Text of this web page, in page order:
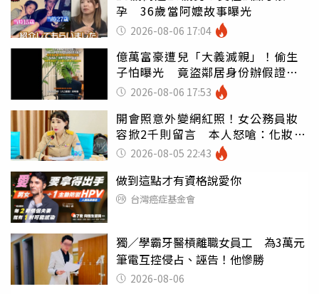
孕 36歲當阿嬤故事曝光
2026-08-06 17:04
億萬富豪遭兒「大義滅親」！偷生
子怕曝光 竟盜鄰居身份辦假證落
戶 2026-08-06 17:53
開會照意外變網紅照！女公務員妝
容掀2千則留言 本人怒嗆：化妝有
錯嗎2026-08-05 22:43
做到這點才有資格說愛你
台灣癌症基金會
獨／學霸牙醫槓離職女員工 為3萬元
筆電互控侵占、誣告！他慘勝
2026-08-06